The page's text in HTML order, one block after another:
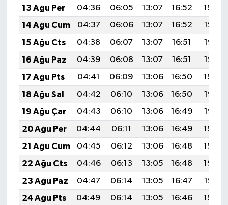
13 Ağu Per
04:36 06:05 13:07 16:52
19:59
14 Ağu Cum
04:37 06:06 13:07 16:52
19:58
15 Ağu Cts
04:38 06:07 13:07 16:51
19:57
16 Ağu Paz
04:39 06:08 13:07 16:51
19:56
17 Ağu Pts
04:41 06:09 13:06 16:50
19:54
18 Ağu Sal
04:42 06:10 13:06 16:50
19:53
19 Ağu Çar
04:43 06:10 13:06 16:49
19:52
20 Ağu Per
04:44 06:11 13:06 16:49
19:50
21 Ağu Cum
04:45 06:12 13:06 16:48
19:49
22 Ağu Cts
04:46 06:13 13:05 16:48
19:48
23 Ağu Paz
04:47 06:14 13:05 16:47
19:47
24 Ağu Pts
04:49 06:14 13:05 16:46
19:45